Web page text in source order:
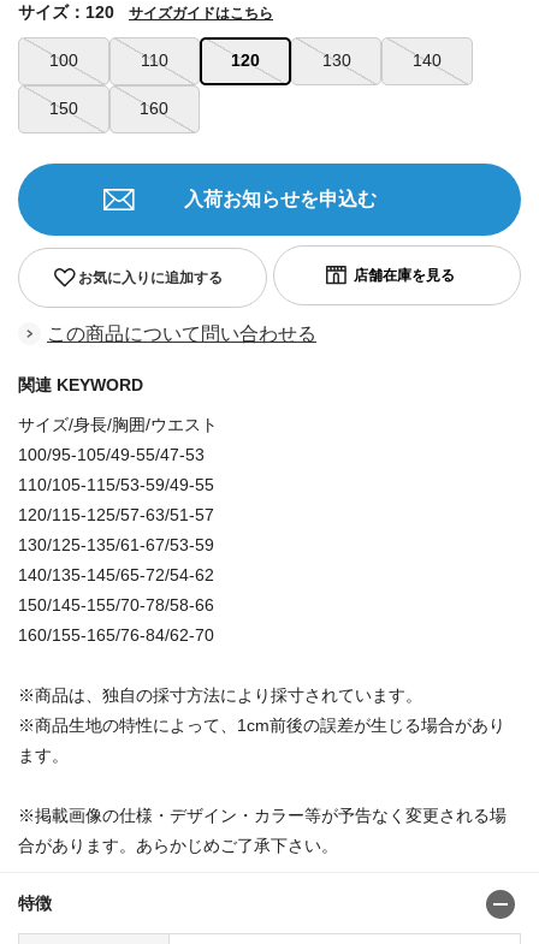
100 110 120 130 140
150 160
サイズ：120 サイズガイドはこちら
お気に入りに追加する
入荷お知らせを申込む
この商品について問い合わせる
関連 KEYWORD
サイズ/身長/胸囲/ウエスト
100/95-105/49-55/47-53
110/105-115/53-59/49-55
120/115-125/57-63/51-57
130/125-135/61-67/53-59
140/135-145/65-72/54-62
150/145-155/70-78/58-66
160/155-165/76-84/62-70
※商品は、独自の採寸方法により採寸されています。
※商品生地の特性によって、1cm前後の誤差が生じる場合があり
ます。
※掲載画像の仕様・デザイン・カラー等が予告なく変更される場
合があります。あらかじめご了承下さい。
特徴